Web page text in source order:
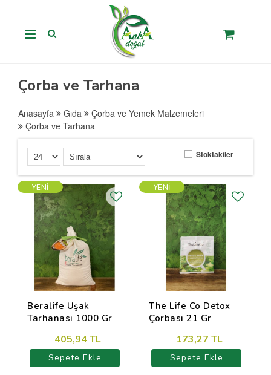
Çorba ve Tarhana
Anasayfa Gıda
Çorba ve Yemek Malzemeleri
Çorba ve Tarhana
Stoktakiler
Beralife Uşak
Tarhanası 1000 Gr
405,94 TL
Sepete Ekle
YENI
The Life Co Detox
Çorbası 21 Gr
173,27 TL
Sepete Ekle
YENI